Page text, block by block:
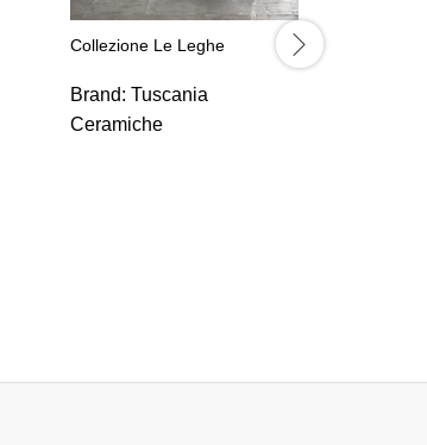
Collezione Le Leghe
Brand: Tuscania
Ceramiche